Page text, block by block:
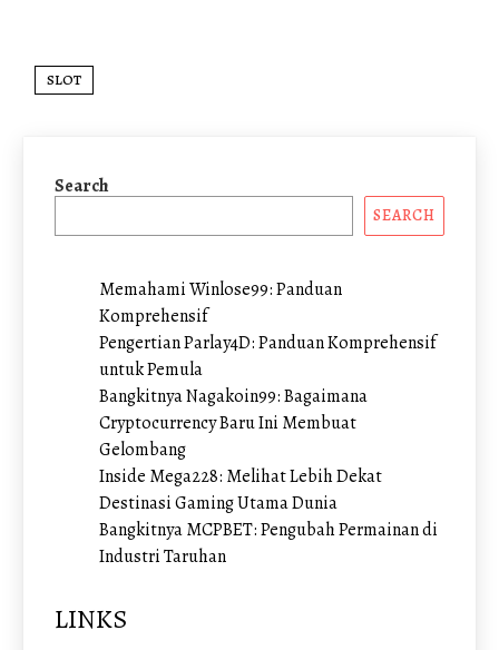
SLOT
Search
SEARCH
Memahami Winlose99: Panduan
Komprehensif
Pengertian Parlay4D: Panduan Komprehensif
untuk Pemula
Bangkitnya Nagakoin99: Bagaimana
Cryptocurrency Baru Ini Membuat
Gelombang
Inside Mega228: Melihat Lebih Dekat
Destinasi Gaming Utama Dunia
Bangkitnya MCPBET: Pengubah Permainan di
Industri Taruhan
LINKS